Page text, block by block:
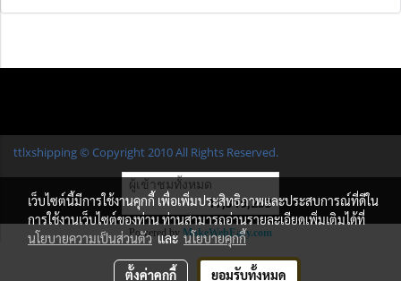
ttlxshipping © Copyright 2010 All Rights Reserved.
ผู้เข้าชมทั้งหมด
17,319,233
Powered by MakeWebEasy.com
เว็บไซต์นี้มีการใช้งานคุกกี้ เพื่อเพิ่มประสิทธิภาพและประสบการณ์ที่ดีใน
การใช้งานเว็บไซต์ของท่าน ท่านสามารถอ่านรายละเอียดเพิ่มเติมได้ที่
นโยบายความเป็นส่วนตัวและ นโยบายคุกกี้
ตั้งค่าคุกกี้ ยอมรับทั้งหมด